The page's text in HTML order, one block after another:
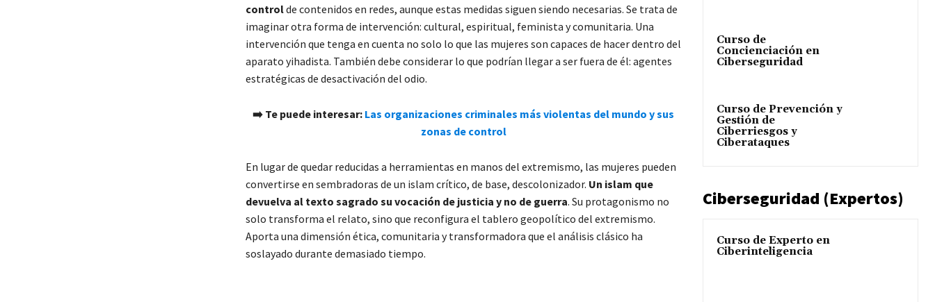
controlde contenidos en redes, aunque estas medidas siguen siendo necesarias. Se trata de
imaginar otra forma de intervención: cultural, espiritual, feminista y comunitaria. Una
intervención que tenga en cuenta no solo lo que las mujeres son capaces de hacer dentro del
aparato yihadista. También debe considerar lo que podrían llegar a ser fuera de él: agentes
estratégicas de desactivación del odio.
➡️ Te puede interesar: Las organizaciones criminales más violentas del mundo y sus
zonas de control
En lugar de quedar reducidas a herramientas en manos del extremismo, las mujeres pueden
convertirse en sembradoras de un islam crítico, de base, descolonizador. Un islam que
devuelva al texto sagrado su vocación de justicia y no de guerra. Su protagonismo no
solo transforma el relato, sino que reconfigura el tablero geopolítico del extremismo.
Aporta una dimensión ética, comunitaria y transformadora que el análisis clásico ha
soslayado durante demasiado tiempo.
Curso de
Concienciación en
Ciberseguridad
Curso de Prevención y
Gestión de
Ciberriesgos y
Ciberataques
Ciberseguridad (Expertos)
Curso de Experto en
Ciberinteligencia